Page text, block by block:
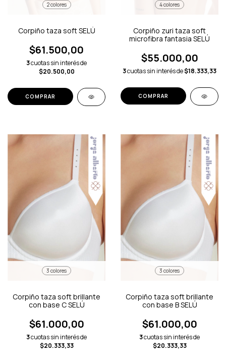
2 colores
Corpiño taza soft SELÚ
$61.500,00
3cuotas sin interés de
$20.500,00
COMPRAR
4 colores
Corpiño zuri taza soft
microfibra fantasia SELÚ
$55.000,00
3cuotas sin interés de$18.333,33
COMPRAR
3 colores
Corpiño taza soft brillante
con base C SELÚ
$61.000,00
3cuotas sin interés de
$20.333,33
3 colores
Corpiño taza soft brillante
con base B SELÚ
$61.000,00
3cuotas sin interés de
$20.333,33